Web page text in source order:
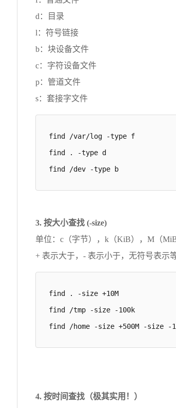
d：目录
l：符号链接
b：块设备文件
c：字符设备文件
p：管道文件
s：套接字文件
find /var/log -type f
find . -type d
find /dev -type b
3. 按大小查找 (-size)
单位：c（字节），k（KiB），M（
+ 表示大于，- 表示小于，无符号表示等
find . -size +10M
find /tmp -size -100k
find /home -size +500M -size -1G
4. 按时间查找（极其实用！）